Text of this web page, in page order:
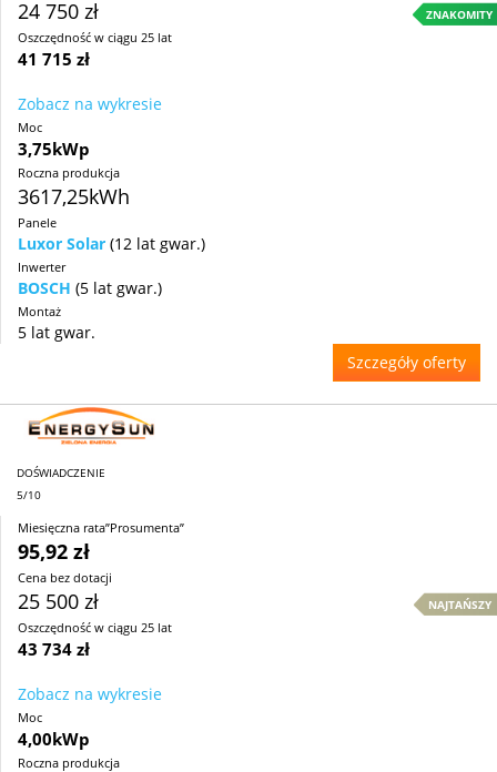
24 750 zł ZNAKOMITY
Oszczędność w ciągu 25 lat
41 715 zł
Zobacz na wykresie
Moc
3,75kWp
Roczna produkcja
3617,25kWh
Panele
Luxor Solar (12 lat gwar.)
Inwerter
BOSCH (5 lat gwar.)
Montaż
5 lat gwar.
Szczegóły oferty
DOŚWIADCZENIE
5/10
Miesięczna rata”Prosumenta”
95,92 zł
Cena bez dotacji
25 500 zł NAJTAŃSZY
Oszczędność w ciągu 25 lat
43 734 zł
Zobacz na wykresie
Moc
4,00kWp
Roczna produkcja